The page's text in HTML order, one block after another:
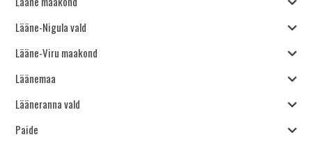
Lääne-Nigula vald
Lääne-Viru maakond
Läänemaa
Lääneranna vald
Paide